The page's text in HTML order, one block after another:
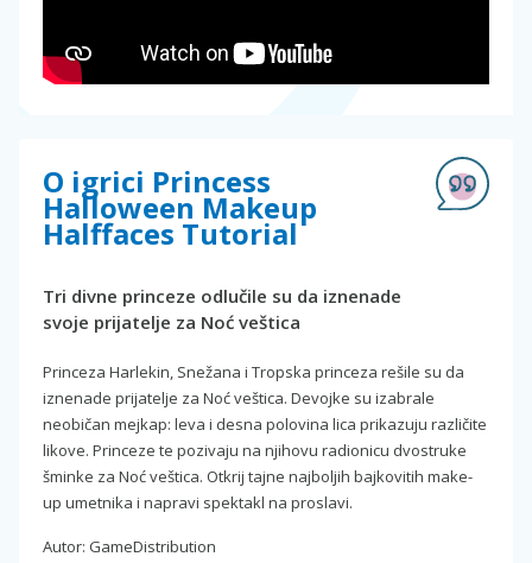
O igrici Princess
Halloween Makeup
Halffaces Tutorial
Tri divne princeze odlučile su da iznenade
svoje prijatelje za Noć veštica
Princeza Harlekin, Snežana i Tropska princeza rešile su da
iznenade prijatelje za Noć veštica. Devojke su izabrale
neobičan mejkap: leva i desna polovina lica prikazuju različite
likove. Princeze te pozivaju na njihovu radionicu dvostruke
šminke za Noć veštica. Otkrij tajne najboljih bajkovitih make-
up umetnika i napravi spektakl na proslavi.
Autor: GameDistribution